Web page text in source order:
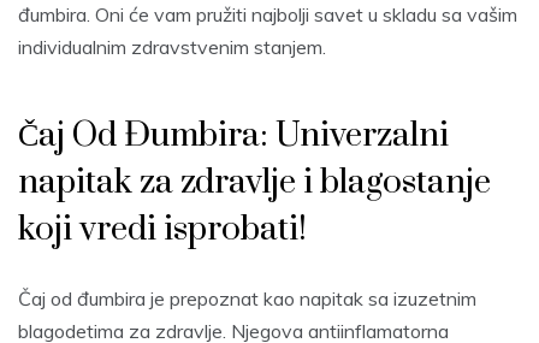
đumbira. Oni će vam pružiti najbolji savet u skladu sa vašim
individualnim zdravstvenim stanjem.
Čaj Od Đumbira: Univerzalni
napitak za zdravlje i blagostanje
koji vredi isprobati!
Čaj od đumbira je prepoznat kao napitak sa izuzetnim
blagodetima za zdravlje. Njegova antiinflamatorna